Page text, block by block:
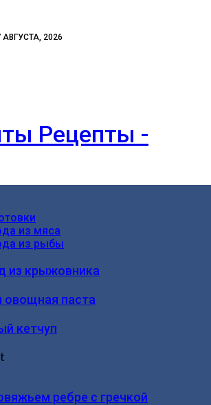
2026
Рецепты -
из мяса
из рыбы
из крыжовника
овощная паста
кетчуп
ребре с гречкой